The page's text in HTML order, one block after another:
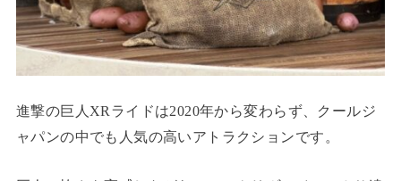
進撃の巨人XRライドは2020年から変わらず、クールジ
ャパンの中でも人気の高いアトラクションです。